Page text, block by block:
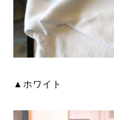
▲ホワイト